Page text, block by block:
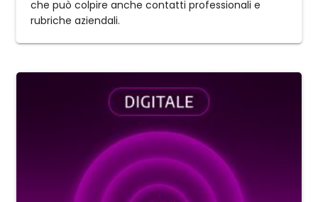
che può colpire anche contatti professionali e
rubriche aziendali.